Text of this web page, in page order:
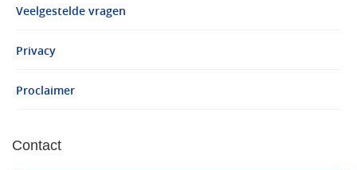
Veelgestelde vragen
Privacy
Proclaimer
Contact